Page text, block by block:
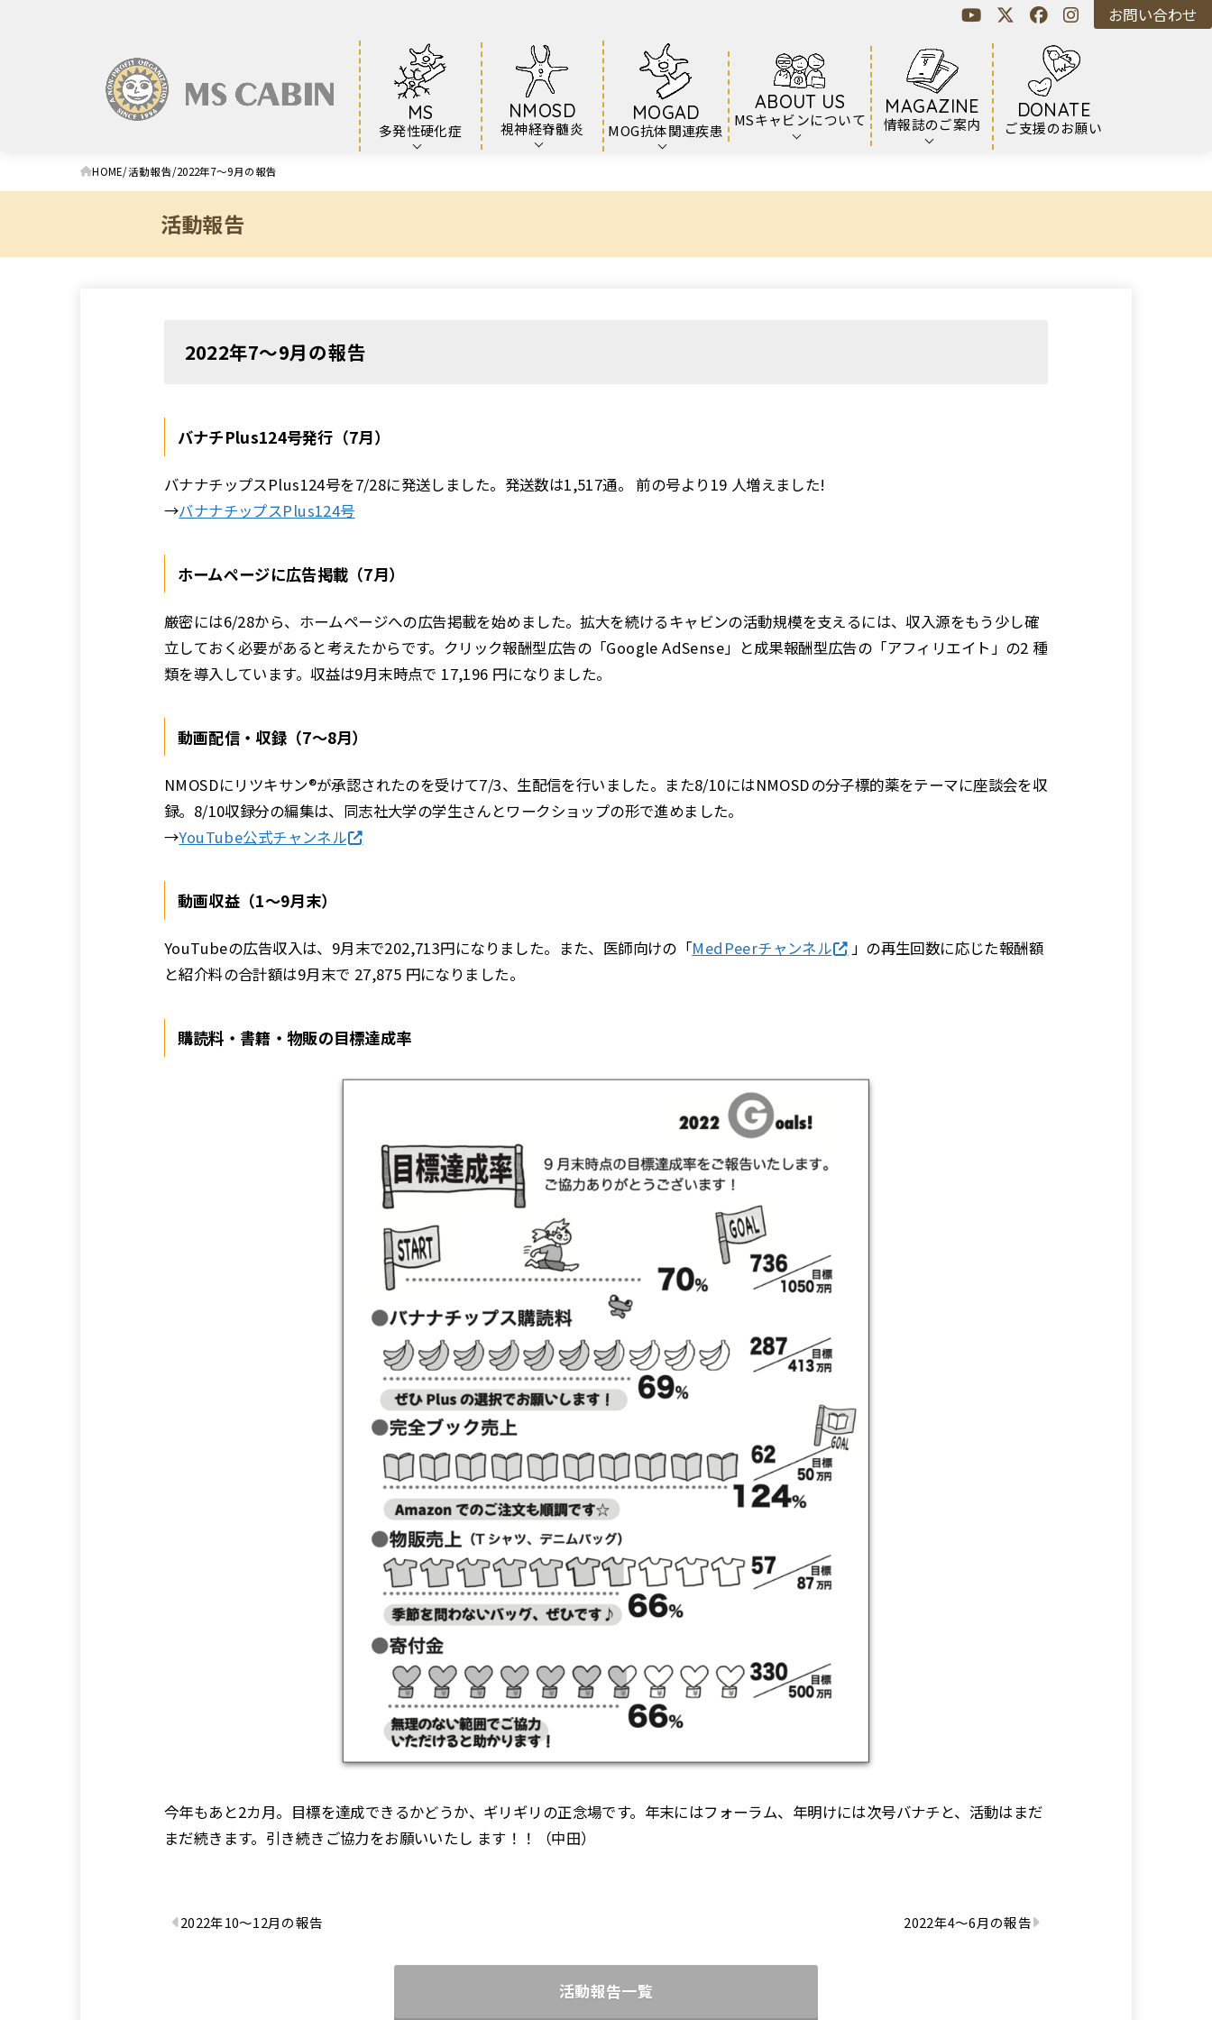
MS
多発性硬化症
NMOSD
視神経脊髄炎
MOGAD
MOG抗体関連疾患
ABOUT US
MSキャビンについて
MAGAZINE
情報誌のご案内
DONATE
ご支援のお願い
お問い合わせ
HOME 活動報告 2022年7〜9月の報告
活動報告
2022年7〜9月の報告
バナチPlus124号発行（7月）
バナナチップスPlus124号を7/28に発送しました。発送数は1,517通。 前の号より19 人増えました!
→バナナチップスPlus124号
ホームページに広告掲載（7月）
厳密には6/28から、ホームページへの広告掲載を始めました。拡大を続けるキャビンの活動規模を支えるには、収入源をもう少し確
立しておく必要があると考えたからです。クリック報酬型広告の「Google AdSense」と成果報酬型広告の「アフィリエイト」の2 種
類を導入しています。収益は9月末時点で 17,196 円になりました。
動画配信・収録（7〜8月）
NMOSDにリツキサン®が承認されたのを受けて7/3、生配信を行いました。また8/10にはNMOSDの分子標的薬をテーマに座談会を収
録。8/10収録分の編集は、同志社大学の学生さんとワークショップの形で進めました。
→YouTube公式チャンネル
動画収益（1〜9月末）
YouTubeの広告収入は、9月末で202,713円になりました。また、医師向けの「MedPeerチャンネル
」の再生回数に応じた報酬額
と紹介料の合計額は9月末で 27,875 円になりました。
購読料・書籍・物販の目標達成率
今年もあと2カ月。目標を達成できるかどうか、ギリギリの正念場です。年末にはフォーラム、年明けには次号バナチと、活動はまだ
まだ続きます。引き続きご協力をお願いいたし ます！！（中田）
2022年10〜12月の報告 2022年4〜6月の報告
活動報告一覧